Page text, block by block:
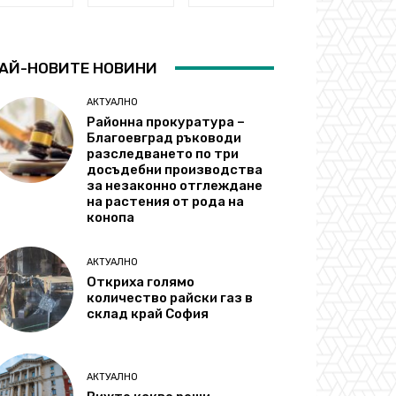
НОВИТЕ НОВИНИ
АКТУАЛНО
Районна прокуратура –
Благоевград ръководи
разследването по три
досъдебни производства
за незаконно отглеждане
на растения от рода на
конопа
АКТУАЛНО
Откриха голямо
количество райски газ в
склад край София
АКТУАЛНО